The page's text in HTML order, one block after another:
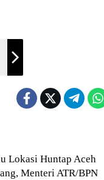
Lokasi Huntap Aceh
Menteri ATR/BPN